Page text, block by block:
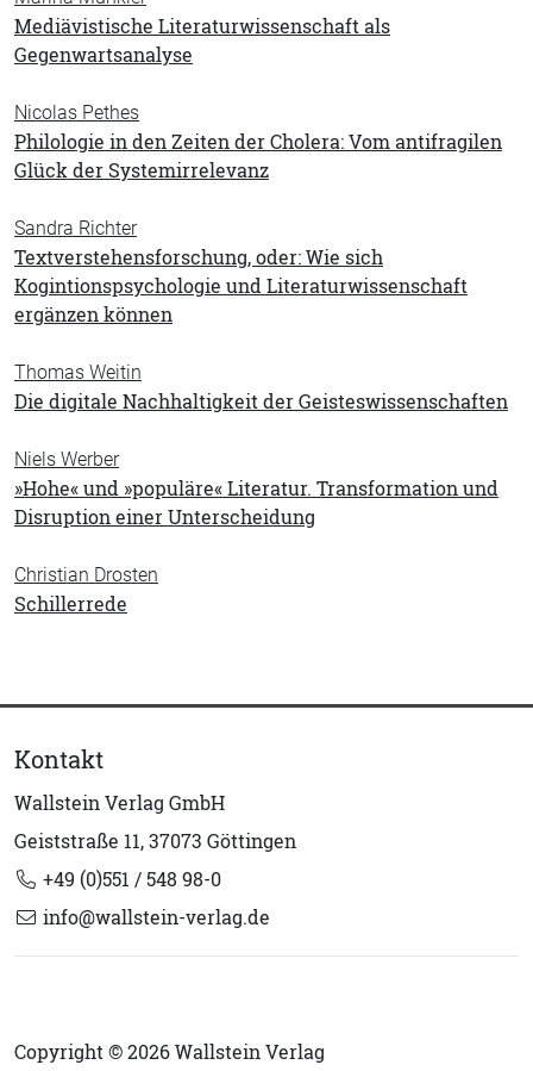
Mediävistische Literaturwissenschaft als
Gegenwartsanalyse
Nicolas Pethes
Philologie in den Zeiten der Cholera: Vom antifragilen
Glück der Systemirrelevanz
Sandra Richter
Textverstehensforschung, oder: Wie sich
Kogintionspsychologie und Literaturwissenschaft
ergänzen können
Thomas Weitin
Die digitale Nachhaltigkeit der Geisteswissenschaften
Niels Werber
»Hohe« und »populäre« Literatur. Transformation und
Disruption einer Unterscheidung
Christian Drosten
Schillerrede
Kontakt
Wallstein Verlag GmbH
Geiststraße 11, 37073 Göttingen
+49 (0)551 / 548 98-0
info@wallstein-verlag.de
Copyright © 2026 Wallstein Verlag